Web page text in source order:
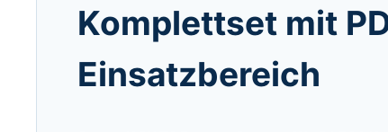
Komplettset mit
Einsatzbereich